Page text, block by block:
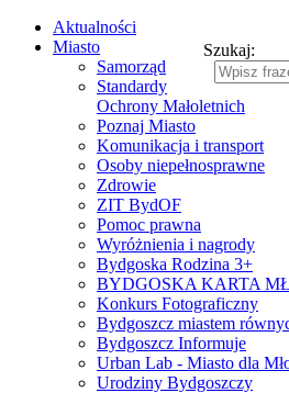
Szukaj:
Aktualności
Miasto
Samorząd
Standardy
Ochrony Małoletnich
Poznaj Miasto
Komunikacja i transport
Osoby niepełnosprawne
Zdrowie
ZIT BydOF
Pomoc prawna
Wyróżnienia i nagrody
Bydgoska Rodzina 3+
BYDGOSKA KARTA
Konkurs Fotograficzny
Bydgoszcz miastem
Bydgoszcz Informuje
Urban Lab - Miasto dla
Urodziny Bydgoszczy